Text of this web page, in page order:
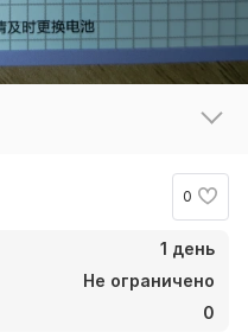
0
1 день
Не ограничено
0